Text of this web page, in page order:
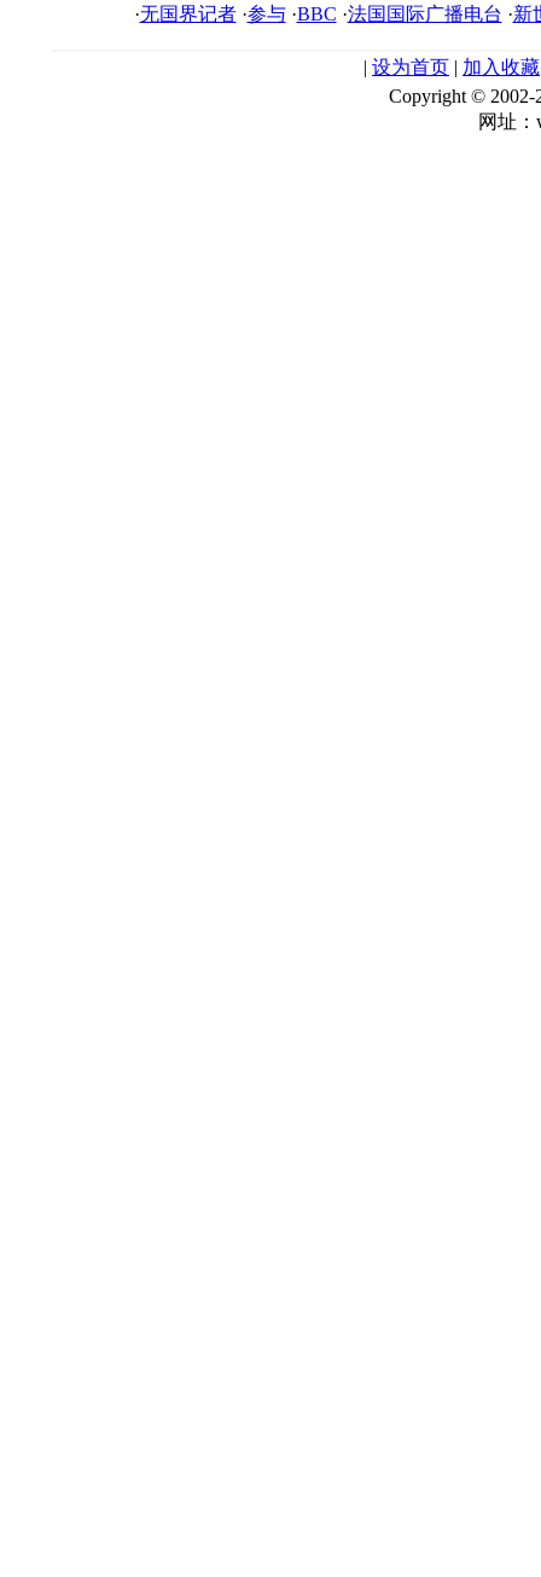
·无国界记者·参与·BBC ·法国国际广播电台 ·新
| 设为首页 | 加入收藏
Copyright ©
网址：